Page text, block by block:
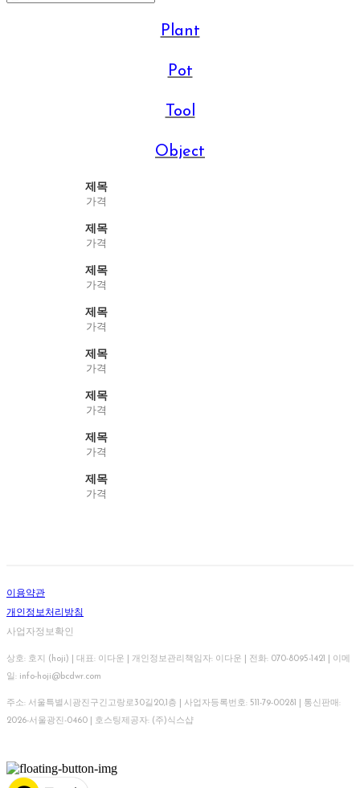
Plant
Pot
Tool
Object
제목
가격
제목
가격
제목
가격
제목
가격
제목
가격
제목
가격
제목
가격
제목
가격
이용약관
개인정보처리방침
사업자정보확인
상호: 호지 (hoji) | 대표: 이다운 | 개인정보관리책임자: 이다운 | 전화: 070-8095-1421 | 이메
일: info-hoji@bcdwr.com
주소: 서울특별시광진구긴고랑로30길20,1층 | 사업자등록번호: 511-79-00281
| 통신판매:
2026-서울광진-0460 | 호스팅제공자: (주)식스샵